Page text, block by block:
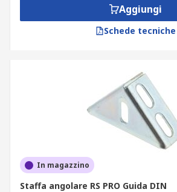
Aggiungi
Schede tecniche
In magazzino
Staffa angolare RS PRO Guida DIN